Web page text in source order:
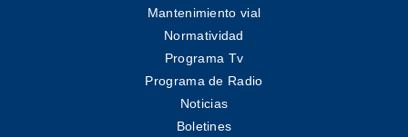
Mantenimiento vial
Normatividad
Programa Tv
Programa de Radio
Noticias
Boletines